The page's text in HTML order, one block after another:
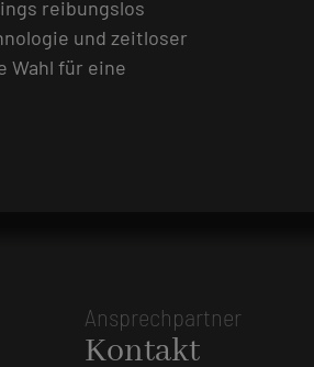
reibungslos
und zeitloser
Wahl für eine
Ansprechpartner
Kontakt